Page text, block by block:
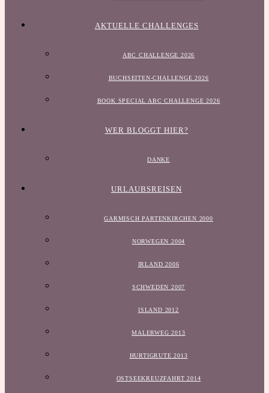
AKTUELLE CHALLENGES
ABC CHALLENGE 2026
BUCHSEITEN-CHALLENGE 2026
BOOK SPECIAL ABC CHALLENGE 2026
WER BLOGGT HIER?
DANKE
URLAUBSREISEN
GARMISCH PARTENKIRCHEN 2000
NORWEGEN 2004
IRLAND 2006
SCHWEDEN 2007
ISLAND 2012
MALERWEG 2013
HURTIGRUTE 2013
OSTSEEKREUZFAHRT 2014